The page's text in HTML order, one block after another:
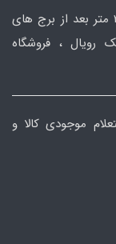
شعبه دوم : مازندران ، سلمانشهر (متل قو ) ۲۰۰ متر بعد از برج های
، فروشگاه
موجودی کالا و